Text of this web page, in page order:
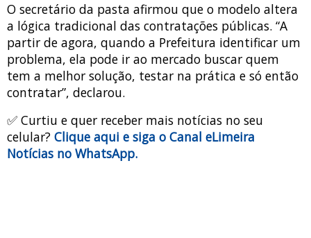
O secretário da pasta afirmou que o modelo altera
a lógica tradicional das contratações públicas. “A
partir de agora, quando a Prefeitura identificar um
problema, ela pode ir ao mercado buscar quem
tem a melhor solução, testar na prática e só então
contratar”, declarou.
✅ Curtiu e quer receber mais notícias no seu
celular? Clique aqui e siga o Canal eLimeira
Notícias no WhatsApp.